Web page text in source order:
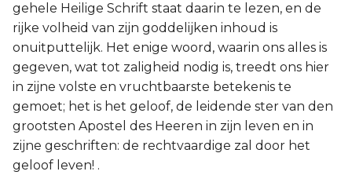
gehele Heilige Schrift staat daarin te lezen, en de
rijke volheid van zijn goddelijken inhoud is
onuitputtelijk. Het enige woord, waarin ons alles is
gegeven, wat tot zaligheid nodig is, treedt ons hier
in zijne volste en vruchtbaarste betekenis te
gemoet; het is het geloof, de leidende ster van den
grootsten Apostel des Heeren in zijn leven en in
zijne geschriften: de rechtvaardige zal door het
geloof leven! .